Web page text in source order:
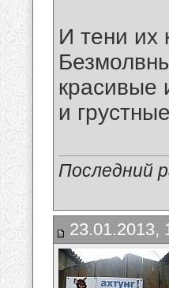
И тени их
красивые
и
Последний
23.01.2013,